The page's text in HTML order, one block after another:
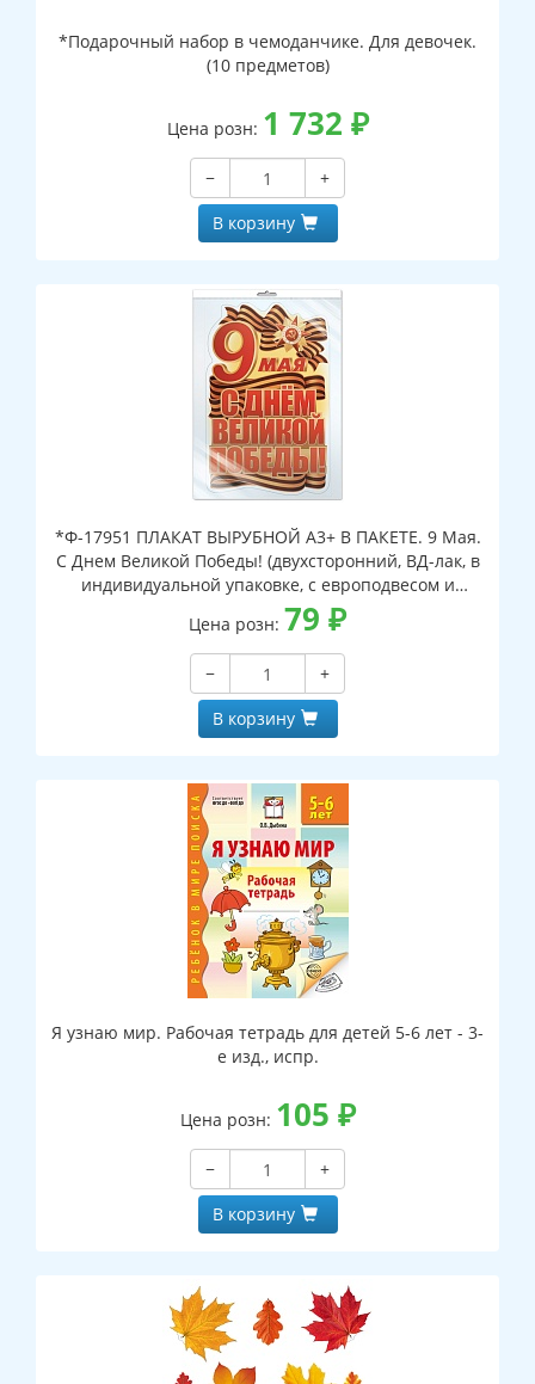
*Подарочный набор в чемоданчике. Для девочек.
(10 предметов)
Цена розн: 1 732 ₽
−
+
В корзину
*Ф-17951 ПЛАКАТ ВЫРУБНОЙ А3+ В ПАКЕТЕ. 9 Мая.
С Днем Великой Победы! (двухсторонний, ВД-лак, в
индивидуальной упаковке, с европодвесом и
клеевым клапаном)
Цена розн: 79 ₽
−
+
В корзину
Я узнаю мир. Рабочая тетрадь для детей 5-6 лет - 3-
е изд., испр.
Цена розн: 105 ₽
−
+
В корзину